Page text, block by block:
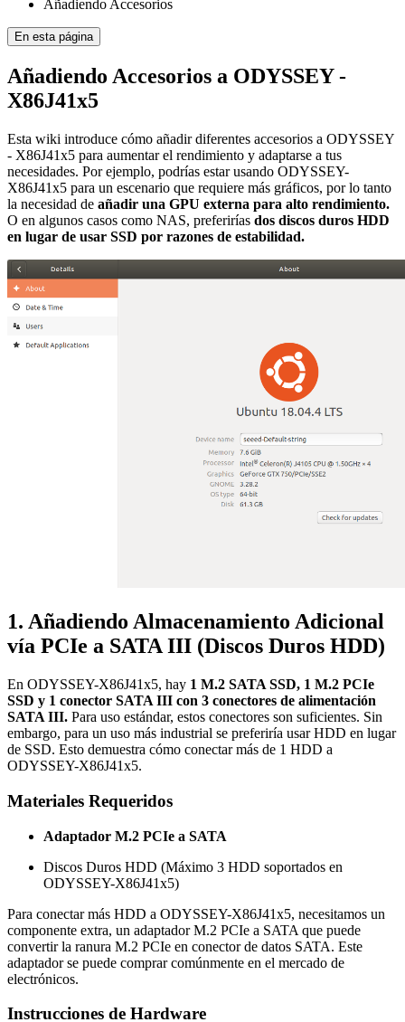
Añadiendo Accesorios
En esta página
Añadiendo Accesorios a ODYSSEY -
X86J41x5
Esta wiki introduce cómo añadir diferentes accesorios a ODYSSEY
- X86J41x5 para aumentar el rendimiento y adaptarse a tus
necesidades. Por ejemplo, podrías estar usando ODYSSEY-
X86J41x5 para un escenario que requiere más gráficos, por lo tanto
la necesidad de añadir una GPU externa para alto rendimiento.
O en algunos casos como NAS, preferirías dos discos duros HDD
en lugar de usar SSD por razones de estabilidad.
1. Añadiendo Almacenamiento Adicional
vía PCIe a SATA III (Discos Duros HDD)
En ODYSSEY-X86J41x5, hay 1 M.2 SATA SSD, 1 M.2 PCIe
SSD y 1 conector SATA III con 3 conectores de alimentación
SATA III. Para uso estándar, estos conectores son suficientes. Sin
embargo, para un uso más industrial se preferiría usar HDD en lugar
de SSD. Esto demuestra cómo conectar más de 1 HDD a
ODYSSEY-X86J41x5.
Materiales Requeridos
Adaptador M.2 PCIe a SATA
Discos Duros HDD (Máximo 3 HDD soportados en
ODYSSEY-X86J41x5)
Para conectar más HDD a ODYSSEY-X86J41x5, necesitamos un
componente extra, un adaptador M.2 PCIe a SATA que puede
convertir la ranura M.2 PCIe en conector de datos SATA. Este
adaptador se puede comprar comúnmente en el mercado de
electrónicos.
Instrucciones de Hardware